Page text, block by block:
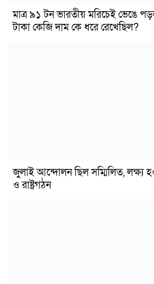
মাত্র ৯১ টন ভারতীয় মরিচেই ভেঙে
টাকা কেজি দাম কে ধরে রেখেছিল?
জুলাই আন্দোলন ছিল সম্মিলিত, লক্ষ্য
ও রাষ্ট্রগঠন